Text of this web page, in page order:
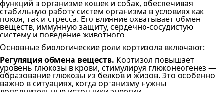
функций в организме кошек и собак, обеспечивая
стабильную работу систем организма в условиях как
покоя, так и стресса. Его влияние охватывает обмен
веществ, иммунную защиту, сердечно-сосудистую
систему и поведение животного.
Основные биологические роли кортизола включают:
Регуляция обмена веществ. Кортизол повышает
уровень глюкозы в крови, стимулируя глюконеогенез —
образование глюкозы из белков и жиров. Это особенно
важно в ситуациях, когда организму нужны